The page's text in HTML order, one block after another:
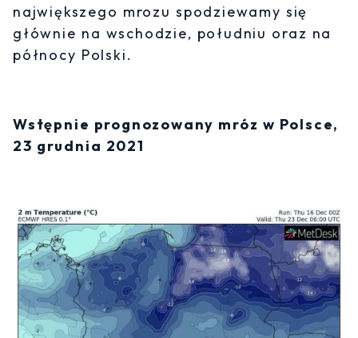
największego mrozu spodziewamy się
głównie na wschodzie, południu oraz na
północy Polski.
Wstępnie prognozowany mróz w Polsce,
23 grudnia 2021